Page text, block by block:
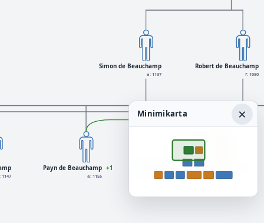
1147
Payn de Beauchamp
a: 1155
+1
Simon de Beauchamp
a: 1137
Robert de Beauchamp
f: 1080
Rohese de Vere, Countess of Essex
Minimikarta ×